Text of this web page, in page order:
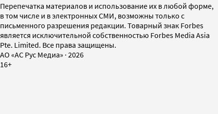
Перепечатка материалов и использование их в любой форме,
в том числе и в электронных СМИ, возможны только с
письменного разрешения редакции. Товарный знак Forbes
является исключительной собственностью Forbes Media Asia
Pte. Limited. Все права защищены.
AO «АС Рус Медиа» · 2026
16+